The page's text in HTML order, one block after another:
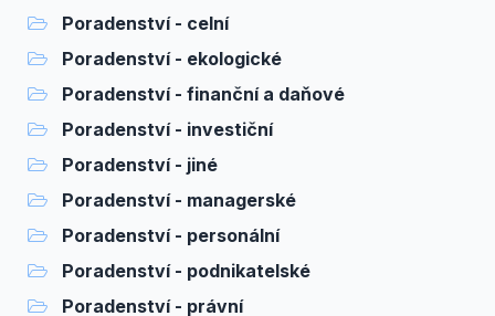
Poradenství - celní
Poradenství - ekologické
Poradenství - finanční a daňové
Poradenství - investiční
Poradenství - jiné
Poradenství - managerské
Poradenství - personální
Poradenství - podnikatelské
Poradenství - právní